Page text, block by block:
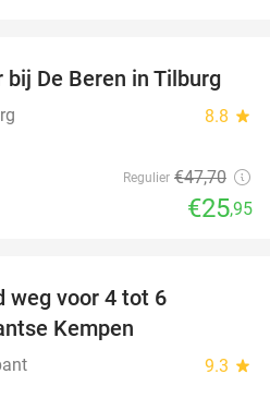
46%
De Beren in Tilburg
8.8 star
Regulier €47,70
€25,95
weg voor 4 tot 6
Kempen
9.3 star